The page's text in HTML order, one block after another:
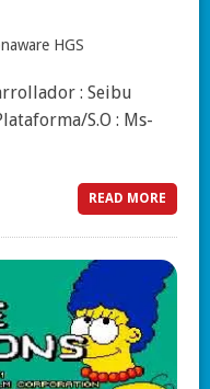
HGS
: Seibu
S.O : Ms-
READ MORE